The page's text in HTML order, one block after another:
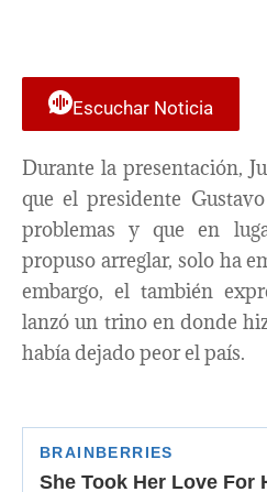
Escuchar Noticia
Durante la presentación,
que el presidente
problemas y que en
propuso arreglar, solo ha
embargo, el también
lanzó un trino en donde
había dejado peor el país.